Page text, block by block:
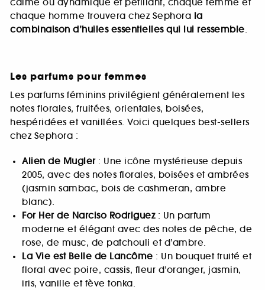
calme ou dynamique et pétillant, chaque femme et
chaque homme trouvera chez Sephora la
combinaison d’huiles essentielles qui lui ressemble.
Les parfums pour femmes
Les parfums féminins privilégient généralement les
notes florales, fruitées, orientales, boisées,
hespéridées et vanillées. Voici quelques best-sellers
chez Sephora :
Alien de Mugler: Une icône mystérieuse depuis
2005, avec des notes florales, boisées et ambrées
(jasmin sambac, bois de cashmeran, ambre
blanc).
For Her de Narciso Rodriguez: Un parfum
moderne et élégant avec des notes de pêche, de
rose, de musc, de patchouli et d’ambre.
La Vie est Belle de Lancôme : Un bouquet fruité et
floral avec poire, cassis, fleur d’oranger, jasmin,
iris, vanille et fève tonka.